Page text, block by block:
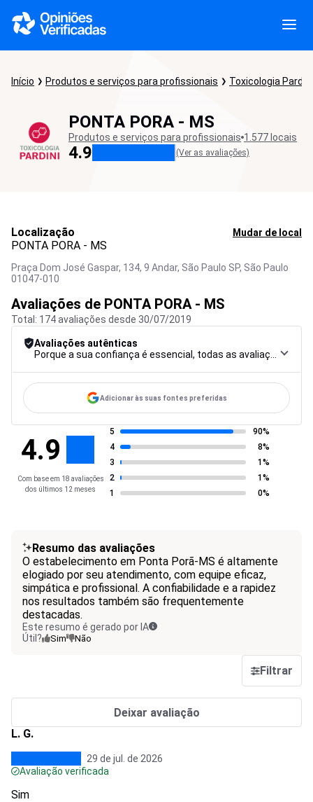
Início Produtos e serviços para profissionais Toxicologia Pardini
PONTA PORA - MS
Produtos e serviços para profissionais 1.577 locais
4.9 (Ver as avaliações)
Localização Mudar de local
PONTA PORA - MS
Praça Dom José Gaspar, 134, 9 Andar, São Paulo SP, São Paulo
01047-010
Avaliações de PONTA PORA - MS
Total: 174 avaliações desde 30/07/2019
Avaliações autênticas
Adicionar às suas fontes preferidas
4.9
Com base em 18 avaliações
dos últimos 12 meses
5
90%
4
8%
3
1%
2
1%
1
0%
Resumo das avaliações
O estabelecimento em Ponta Porã-MS é altamente
elogiado por seu atendimento, com equipe eficaz,
simpática e profissional. A confiabilidade e a rapidez
nos resultados também são frequentemente
destacadas.
Este resumo é gerado por IA
Útil?
Sim Não
Filtrar
Deixar avaliação
L. G.
29 de jul. de 2026
Avaliação verificada
Sim